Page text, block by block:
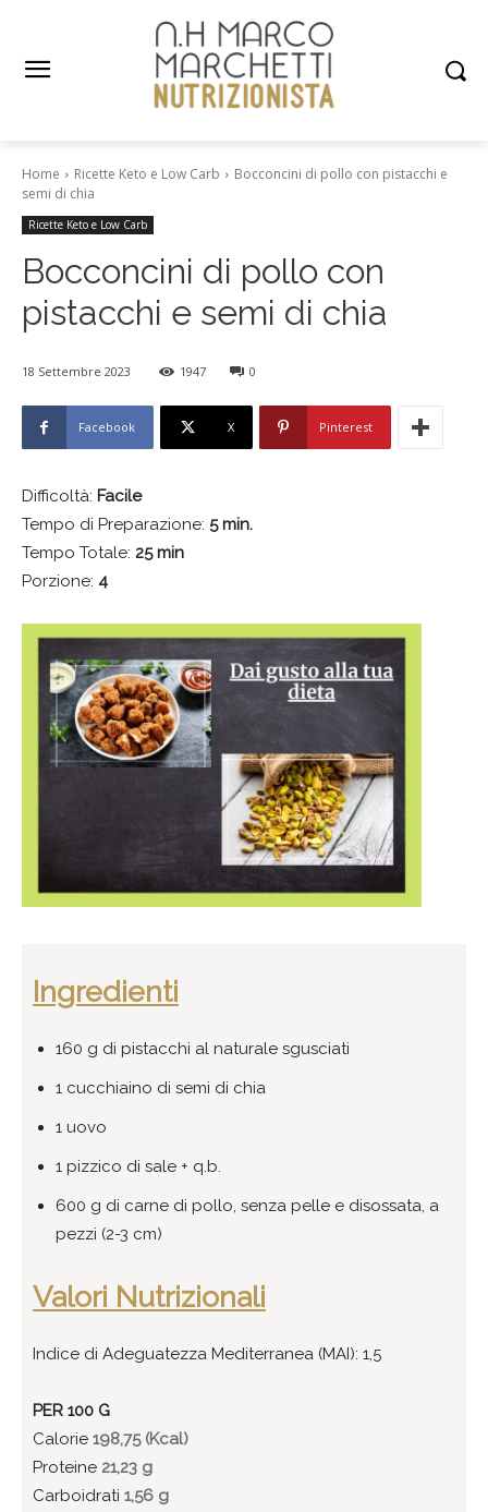
Home Ricette Keto e Low Carb
Bocconcini di pollo con pistacchi e
semi di chia
Ricette Keto e Low Carb
Bocconcini di pollo con
pistacchi e semi di chia
18 Settembre 2023 1947 0
Facebook X Pinterest
Difficoltà: Facile
Tempo di Preparazione: 5 min.
Tempo Totale: 25 min
Porzione: 4
Ingredienti
160 g di pistacchi al naturale sgusciati
1 cucchiaino di semi di chia
1 uovo
1 pizzico di sale + q.b.
600 g di carne di pollo, senza pelle e disossata, a
pezzi (2-3 cm)
Valori Nutrizionali
Indice di Adeguatezza Mediterranea (MAI): 1,5
PER 100 G
Calorie 198,75 (Kcal)
Proteine 21,23 g
Carboidrati 1,56 g